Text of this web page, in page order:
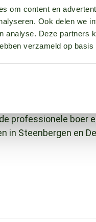
om content en
Ook delen we
analyse. Deze partners
verzameld op
BV is een agrarisch
professionele boer
in Steenbergen en De